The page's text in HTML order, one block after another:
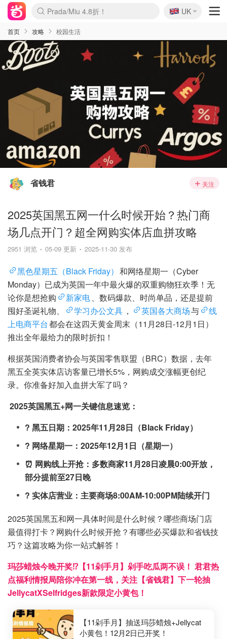
麦卢卡蜂蜜夏促！个位数！
Prada/Miu 4.8折！
啥？必胜客披萨5折！
🇬🇧
UK
首页 攻略 校园生活
省钱君 关注
2025英国黑五网一什么时候开始？热门商
场几点开门？超全网购实体店血拼攻略
2951 浏览 05-09 更新 2025-11-30 发布
黑色星期五（Black Friday） 和网络星期一（Cyber
Monday）已成为英国一年中最火爆的双重购物狂欢季！无
论你是想抢购
新家电、数码爆款、时尚单品，还是提前
囤好圣诞礼物、
学习办公文具 ， 英国各大商场与
线
上电商平台都会在这四天黄金周末（11月28日-12月1日）
推出全年最给力的限时折扣！
根据英国消费者协会与英国零售联盟（BRC）数据，去年
黑五全英实体店访客量已增长5%，网购成交涨幅更创纪
录。你准备好加入血拼大军了吗？
2025英国黑五+网一关键信息速览：
?️ 黑五日期：2025年11月28日（Black Friday）
? 网络星期一：2025年12月1日（星期一）
⏰ 网购线上开抢：多数商家11月28日凌晨0:00开放，
部分提前至27日晚
? 实体店营业：主要商场8:00AM-10:00PM陆续开门
2025英国黑五和网一具体时间是什么时候？哪些商场门店
最值得打卡？网购什么时候开抢？有哪些必买爆款和省钱技
巧？这篇攻略为你一站式解答！
玛莎蜡烛今晚开奖⁉️【11剁手月】剁手吃瓜两不误！ 君君热
点福利情报局陪你冲在第一线，关注【省钱君】下一轮抽
JellycatXSelfridges新款限定小黄包！
【11剁手月】抽送玛莎蜡烛+Jellycat
小黄包！12月2日已开奖！